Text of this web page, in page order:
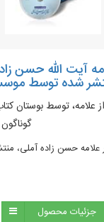
آیت الله حسن
شده توسط
علامه، توسط بوستان
علامه حسن زاده آملی،
جزئیات محصول